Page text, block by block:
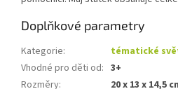
Doplňkové parametry
Kategorie:
tématické
Vhodné pro děti od: 3+
Rozměry: 20 x 13 x 14,5